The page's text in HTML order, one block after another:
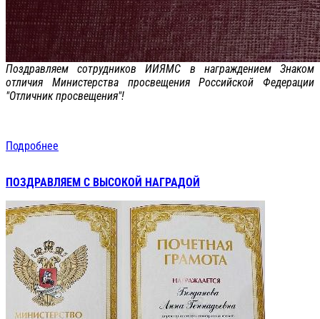
Поздравляем сотрудников ИИЯМС в награждением Знаком
отличия Министерства просвещения Российской Федерации
"Отличник просвещения"!
Подробнее
ПОЗДРАВЛЯЕМ С ВЫСОКОЙ НАГРАДОЙ